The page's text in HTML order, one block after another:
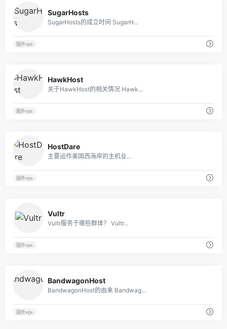
SugarHosts
SugarHosts的成立时间 SugarH...
国外vps
HawkHost
关于HawkHost的相关情况 Hawk...
国外vps
HostDare
主要运作美国西海岸的主机业...
国外vps
Vultr
Vultr服务于哪些群体？ Vultr...
国外vps
BandwagonHost
BandwagonHost的由来 Bandwag...
国外vps